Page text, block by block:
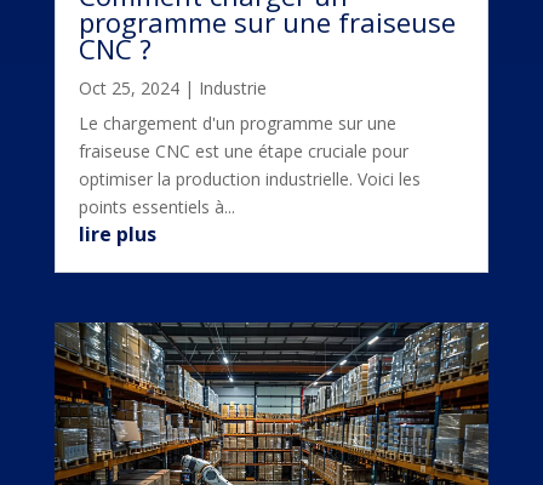
programme sur une fraiseuse
CNC ?
Oct 25, 2024| Industrie
Le chargement d'un programme sur une
fraiseuse CNC est une étape cruciale pour
optimiser la production industrielle. Voici les
points essentiels à...
lire plus